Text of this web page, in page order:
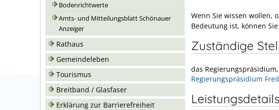
Bodenrichtwerte
Amts- und Mitteilungsblatt Schönauer
Anzeiger
Rathaus
Gemeindeleben
Tourismus
Breitband / Glasfaser
Erklärung zur Barrierefreiheit
Wenn Sie wissen wollen,
Bedeutung ist, können
Zuständige
das
Regierungspräsidium
Leistungsdetails